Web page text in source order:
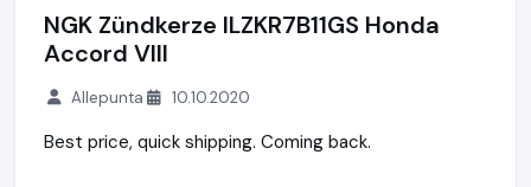
NGK Zündkerze ILZKR7B11GS Honda
Accord VIII
Allepunta 10.10.2020
Best price, quick shipping. Coming back.